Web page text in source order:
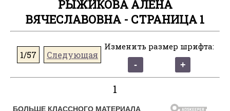
РЫЖИКОВА АЛЁНА
ВЯЧЕСЛАВОВНА - СТРАНИЦА 1
1/57 Следующая
Изменить размер шрифта:
1